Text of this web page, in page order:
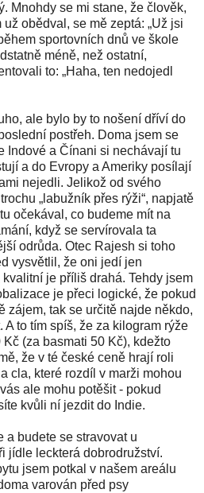
Mnohdy se mi stane, že člověk,
obědval, se mě zeptá: „Už jsi
sportovních dnů ve škole
méně, než ostatní,
to: „Haha, ten nedojedl
ale bylo by to nošení dříví do
postřeh. Doma jsem se
Indové a Čínani si nechávají tu
a do Evropy a Ameriky posílají
nejedli. Jelikož od svého
„labužník přes rýži“, napjatě
očekával, co budeme mít na
když se servírovala ta
odrůda. Otec Rajesh si toho
vysvětlil, že oni jedí jen
je příliš drahá. Tehdy jsem
je přeci logické, že pokud
zájem, tak se určitě najde někdo,
A to tím spíš, že za kilogram rýže
(za basmati 50 Kč), kdežto
že v té české ceně hrají roli
cla, které rozdíl v marži mohou
ale mohu potěšit - pokud
kvůli ní jezdit do Indie.
a budete se stravovat u
jídle leckterá dobrodružství.
jsem potkal v našem areálu
varován před psy